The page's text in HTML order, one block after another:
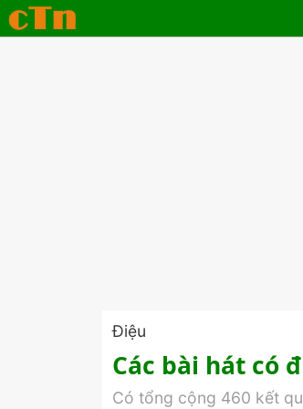
Điệu
Các bài hát có
Có tổng cộng 460 kết